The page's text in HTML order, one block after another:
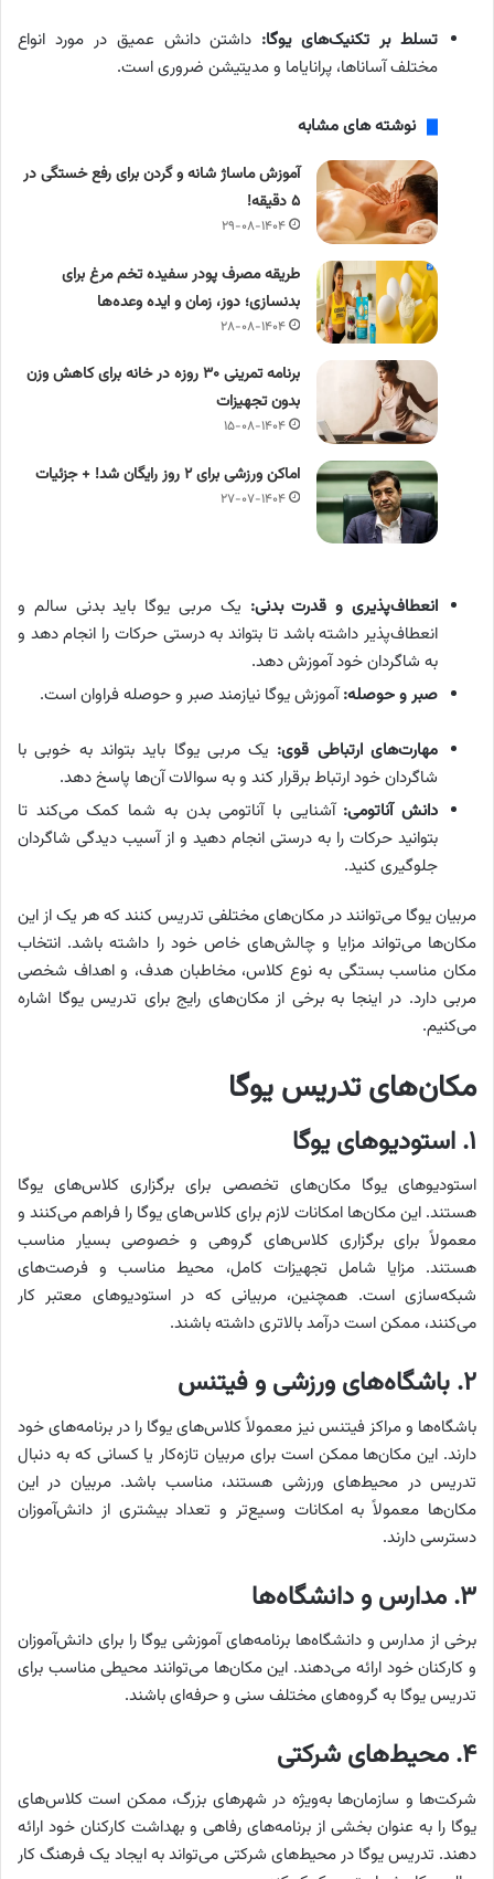
تسلط بر تکنیک‌های یوگا: داشتن دانش عمیق در مورد انواع
مختلف آساناها، پرانایاما و مدیتیشن ضروری است.
نوشته های مشابه
آموزش ماساژ شانه و گردن برای رفع خستگی در
۵ دقیقه!
۲۹-۰۸-۱۴۰۴
طریقه مصرف پودر سفیده تخم مرغ برای
بدنسازی؛ دوز، زمان و ایده وعده‌ها
۲۸-۰۸-۱۴۰۴
برنامه تمرینی ۳۰ روزه در خانه برای کاهش وزن
بدون تجهیزات
۱۵-۰۸-۱۴۰۴
اماکن ورزشی برای ۲ روز رایگان شد! + جزئیات
۲۷-۰۷-۱۴۰۴
انعطاف‌پذیری و قدرت بدنی: یک مربی یوگا باید بدنی سالم و
انعطاف‌پذیر داشته باشد تا بتواند به درستی حرکات را انجام دهد و
به شاگردان خود آموزش دهد.
صبر و حوصله:آموزش یوگا نیازمند صبر و حوصله فراوان است.
مهارت‌های ارتباطی قوی: یک مربی یوگا باید بتواند به خوبی با
شاگردان خود ارتباط برقرار کند و به سوالات آن‌ها پاسخ دهد.
دانش آناتومی: آشنایی با آناتومی بدن به شما کمک می‌کند تا
بتوانید حرکات را به درستی انجام دهید و از آسیب دیدگی شاگردان
جلوگیری کنید.
مربیان یوگا می‌توانند در مکان‌های مختلفی تدریس کنند که هر یک از این
مکان‌ها می‌تواند مزایا و چالش‌های خاص خود را داشته باشد. انتخاب
مکان مناسب بستگی به نوع کلاس، مخاطبان هدف، و اهداف شخصی
مربی دارد. در اینجا به برخی از مکان‌های رایج برای تدریس یوگا اشاره
می‌کنیم.
مکان‌های تدریس یوگا
۱. استودیوهای یوگا
استودیوهای یوگا مکان‌های تخصصی برای برگزاری کلاس‌های یوگا
هستند. این مکان‌ها امکانات لازم برای کلاس‌های یوگا را فراهم می‌کنند و
معمولاً برای برگزاری کلاس‌های گروهی و خصوصی بسیار مناسب
هستند. مزایا شامل تجهیزات کامل، محیط مناسب و فرصت‌های
شبکه‌سازی است. همچنین، مربیانی که در استودیوهای معتبر کار
می‌کنند، ممکن است درآمد بالاتری داشته باشند.
۲. باشگاه‌های ورزشی و فیتنس
باشگاه‌ها و مراکز فیتنس نیز معمولاً کلاس‌های یوگا را در برنامه‌های خود
دارند. این مکان‌ها ممکن است برای مربیان تازه‌کار یا کسانی که به دنبال
تدریس در محیط‌های ورزشی هستند، مناسب باشد. مربیان در این
مکان‌ها معمولاً به امکانات وسیع‌تر و تعداد بیشتری از دانش‌آموزان
دسترسی دارند.
۳. مدارس و دانشگاه‌ها
برخی از مدارس و دانشگاه‌ها برنامه‌های آموزشی یوگا را برای دانش‌آموزان
و کارکنان خود ارائه می‌دهند. این مکان‌ها می‌توانند محیطی مناسب برای
تدریس یوگا به گروه‌های مختلف سنی و حرفه‌ای باشند.
۴. محیط‌های شرکتی
شرکت‌ها و سازمان‌ها به‌ویژه در شهرهای بزرگ، ممکن است کلاس‌های
یوگا را به عنوان بخشی از برنامه‌های رفاهی و بهداشت کارکنان خود ارائه
دهند. تدریس یوگا در محیط‌های شرکتی می‌تواند به ایجاد یک فرهنگ کار